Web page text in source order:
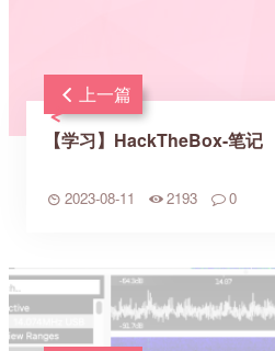
上一篇
【学习】HackTheBox-笔记
2023-08-11 2193 0